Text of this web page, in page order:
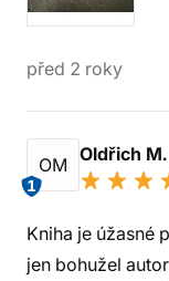
před 2 roky
OM
1
Oldřich M.
Kniha je úžasné
jen bohužel